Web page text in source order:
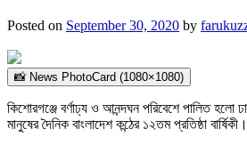
Posted on September 30, 2020 by
📸 News PhotoCard (1080×1080)
কিশোরগঞ্জে বর্ণাঢ্য ও আনন্দঘন পরিবেশে পালিত হলো
মানুষের দৈনিক বাংলাদেশ কন্ঠের ১২তম প্রতিষ্ঠা বার্ষিকী।